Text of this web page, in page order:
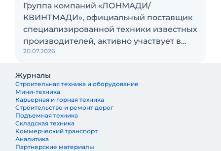
России
Группа компаний «ЛОНМАДИ/
КВИНТМАДИ», официальный поставщик
специализированной техники известных
производителей, активно участвует в
локализации производства
Тосно. В перспективе здесь планируют
наладить выпуск экскаваторов и
фронтальных погрузчиков Lovol
20.07.2026
Журналы
Строительная техника и оборудование
Мини-техника
Карьерная и горная техника
Строительство и ремонт дорог
Подъемная техника
Складская техника
Коммерческий транспорт
Аналитика
Партнерские материалы